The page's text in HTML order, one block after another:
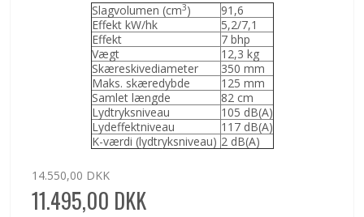
Slagvolumen (cm3)
91,6
Effekt kW/hk
5,2/7,1
Effekt
7 bhp
Vægt
12,3 kg
Skæreskivediameter
350 mm
Maks. skæredybde
125 mm
Samlet længde
82 cm
Lydtryksniveau
105 dB(A)
Lydeffektniveau
117 dB(A)
K-værdi (lydtryksniveau) 2 dB(A)
14.550,00 DKK
11.495,00 DKK